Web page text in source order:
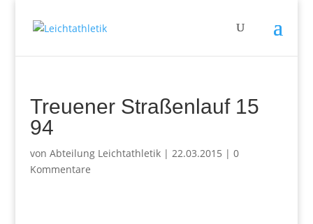
Treuener Straßenlauf 15
94
von Abteilung Leichtathletik| 22.03.2015 | 0
Kommentare